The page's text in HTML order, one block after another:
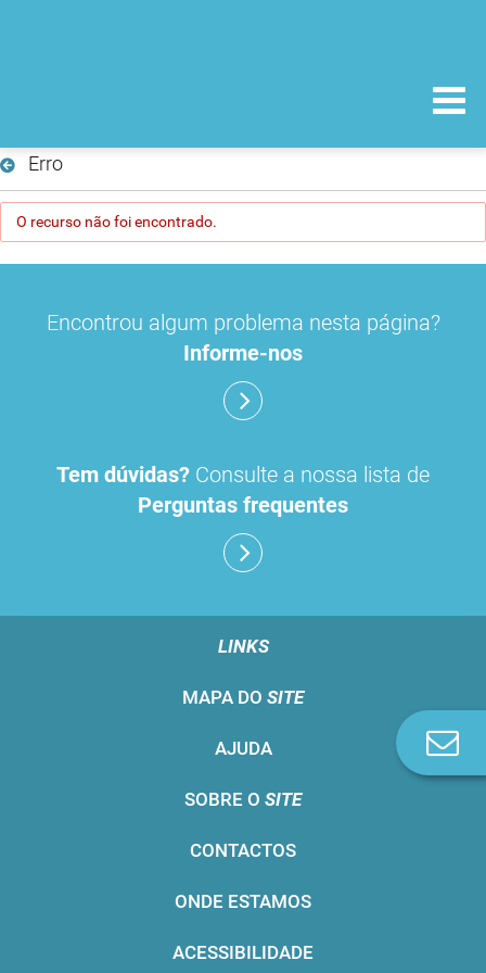
Erro
O recurso não foi encontrado.
Encontrou algum problema nesta página?
Informe-nos
Tem dúvidas? Consulte a nossa lista de
Perguntas frequentes
LINKS
MAPA DO SITE
AJUDA
SOBRE O SITE
CONTACTOS
ONDE ESTAMOS
ACESSIBILIDADE